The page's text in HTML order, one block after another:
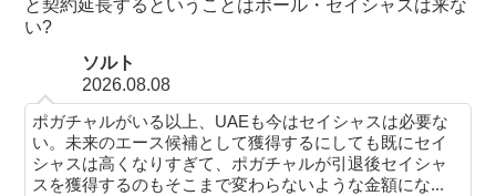
と契約延長するということはポール・セイシャスは来な
い?
ソルト
2026.08.08
ポガチャルがいる以上、UAEも今はセイシャスは必要な
い。未来のエース候補として獲得するにしても既にセイ
シャスは高くなりすぎて、ポガチャルが引退後セイシャ
スを獲得するのもそこまで変わらないような金額にな...